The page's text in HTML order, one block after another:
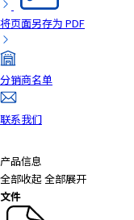
将页面另存为 PDF
分销商名单
联系我们
产品信息
全部收起 全部展开
文件